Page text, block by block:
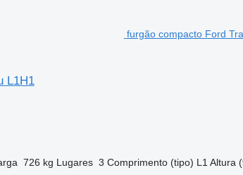
furgão compacto Ford
L1H1
726 kg Lugares 3 Comprimento (tipo) L1 Altura